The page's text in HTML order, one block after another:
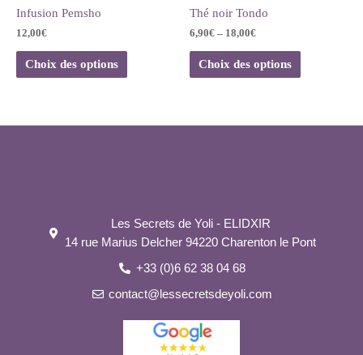
Infusion Pemsho
12,00€
Choix des options
Thé noir Tondo
6,90€ – 18,00€
Choix des options
Les Secrets de Yoli - ELIDXIR
14 rue Marius Delcher 94220 Charenton le Pont
+33 (0)6 62 38 04 68
contact@lessecretsdeyoli.com